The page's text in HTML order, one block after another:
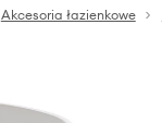
Akcesoria łazienkowe